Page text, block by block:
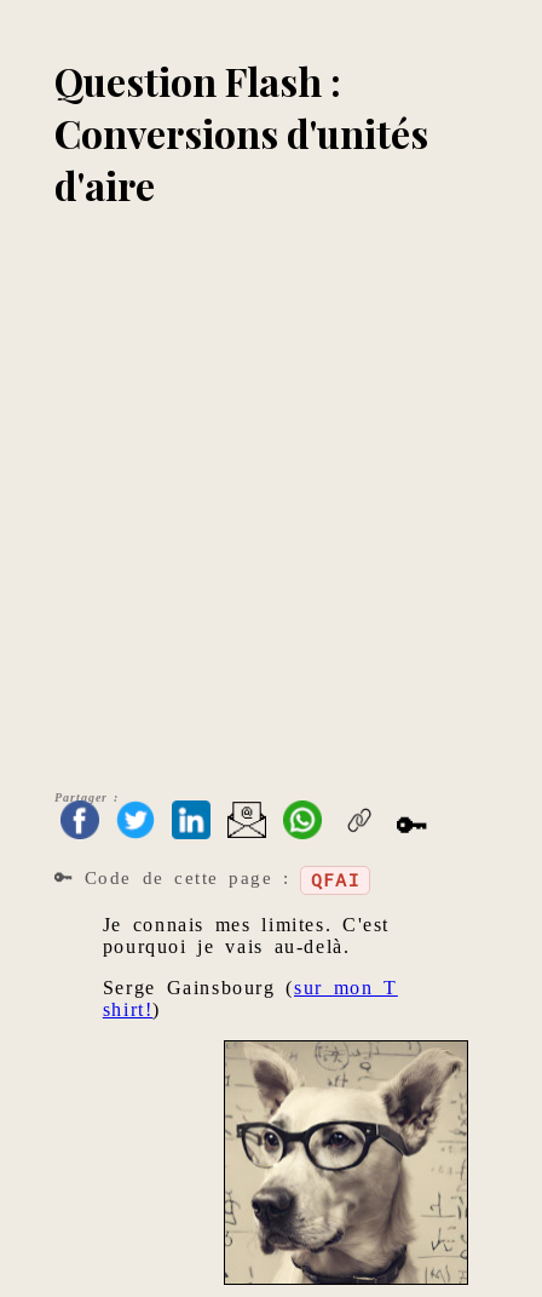
Question Flash :
Conversions d'unités
d'aire
Partager :
🔑
🔑 Code de cette page : QFAI
Je connais mes limites. C'est
pourquoi je vais au-delà.
Serge Gainsbourg (sur mon T
shirt!)